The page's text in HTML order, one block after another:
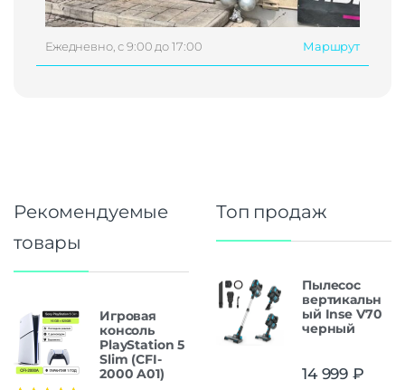
Ежедневно, с 9:00 до 17:00 Маршрут
Рекомендуемые
товары
Игровая
консоль
PlayStation 5
Slim (CFI-
2000 A01)
Топ продаж
Пылесос
вертикальн
ый Inse V70
черный
14 999 ₽